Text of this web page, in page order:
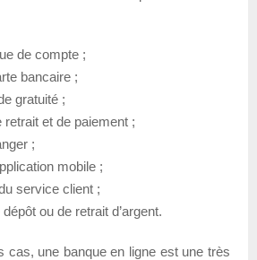
de compte ;
bancaire ;
gratuité ;
retrait et de paiement ;
;
mobile ;
service client ;
ou de retrait d’argent.
cas, une banque en ligne est une très